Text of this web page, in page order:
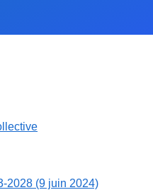
2028 (9 juin 2024)